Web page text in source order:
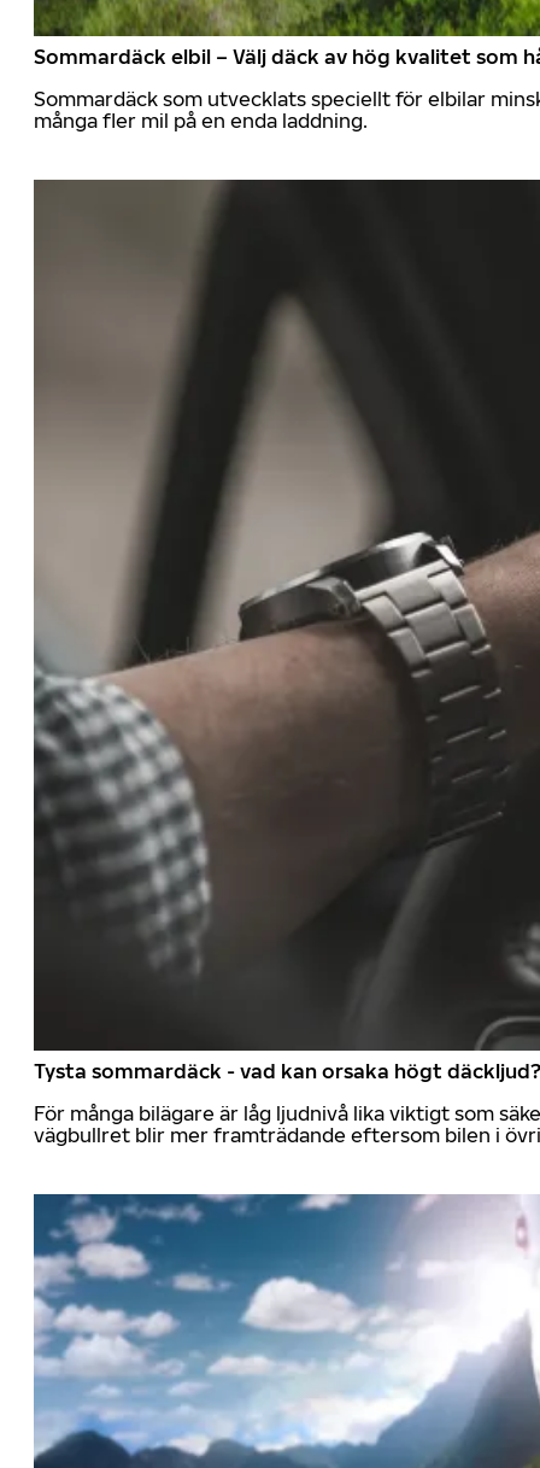
Sommardäck elbil – Välj däck av hög kvalitet som
Sommardäck som utvecklats speciellt för elbilar
många fler mil på en enda laddning.
Tysta sommardäck - vad kan orsaka högt däckljud?
För många bilägare är låg ljudnivå lika viktigt som
vägbullret blir mer framträdande eftersom bilen i